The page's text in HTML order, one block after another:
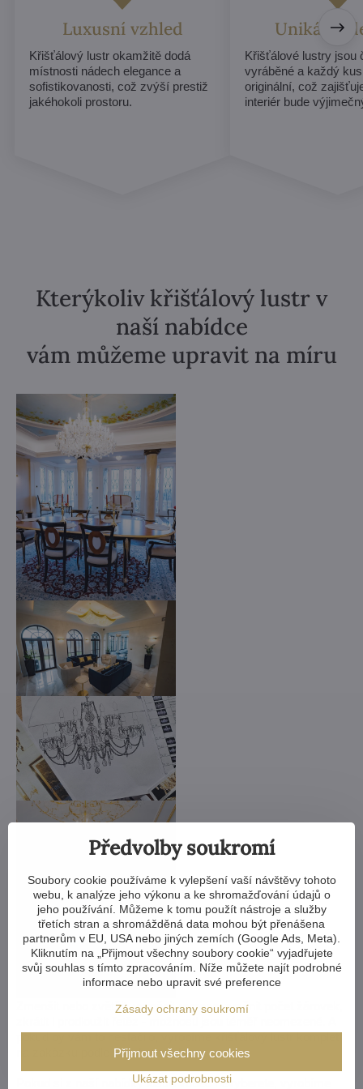
Luxusní vzhled
Křišťálový lustr okamžitě dodá
místnosti nádech elegance a
sofistikovanosti, což zvýší prestiž
jakéhokoli prostoru.
Unikátní
Křišťálové lustry jsou
vyráběné a každý
originální, což
interiér bude
Kterýkoliv křišťálový lustr v
naší nabídce
vám můžeme upravit na míru
Zmenšit nebo zvětšit, vyměnit ramena, změnit počet žárovek,
pokud by vám to nestačilo, vyrobíme křišťálový lustr komplet
na zakázku podle vašeho návrhu.
Pokud si z naší nabídky lustrů vůbec nevyberete, vyrobíme
Předvolby soukromí
Soubory cookie používáme k vylepšení vaší návštěvy tohoto
webu, k analýze jeho výkonu a ke shromažďování údajů o
jeho používání. Můžeme k tomu použít nástroje a služby
třetích stran a shromážděná data mohou být přenášena
partnerům v EU, USA nebo jiných zemích (Google Ads, Meta).
Kliknutím na „Přijmout všechny soubory cookie“ vyjadřujete
svůj souhlas s tímto zpracováním. Níže můžete najít podrobné
informace nebo upravit své preference
Zásady ochrany soukromí
Ukázat podrobnosti
Přijmout všechny cookies